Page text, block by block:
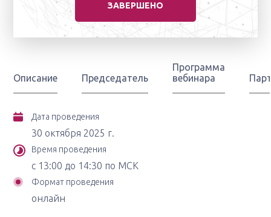
ЗАВЕРШЕНО
Описание Председатель
Программа
вебинара
Дата проведения
30 октября 2025 г.
Время проведения
с 13:00 до 14:30 по МСК
Формат проведения
онлайн